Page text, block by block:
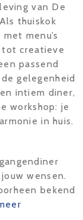
van De
thuiskok
menu’s
tot creatieve
passend
gelegenheid
intiem diner,
workshop: je
in huis.
wensen.
bekend